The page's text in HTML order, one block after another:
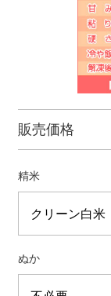
販売価格
精米
ぬか